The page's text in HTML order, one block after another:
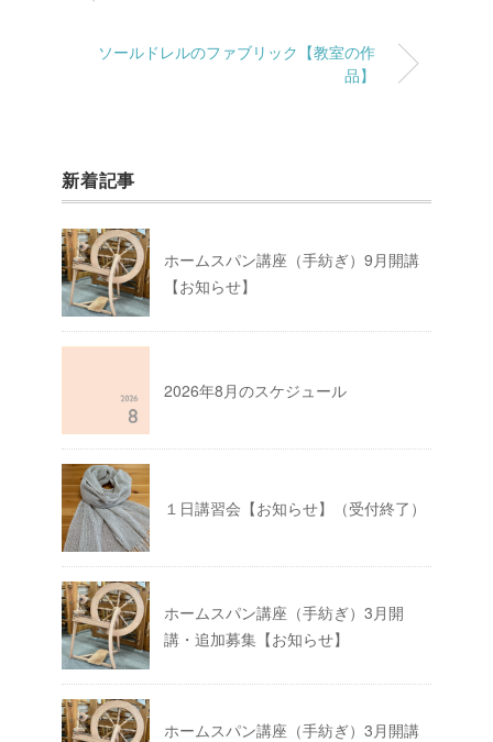
ソールドレルのファブリック【教室の作
品】
新着記事
ホームスパン講座（手紡ぎ）9月開講
【お知らせ】
2026年8月のスケジュール
１日講習会【お知らせ】（受付終了）
ホームスパン講座（手紡ぎ）3月開
講・追加募集【お知らせ】
ホームスパン講座（手紡ぎ）3月開講